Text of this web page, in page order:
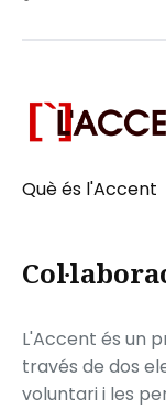
Què és l'Accent
L'Accent és un
través de dos
voluntari i les